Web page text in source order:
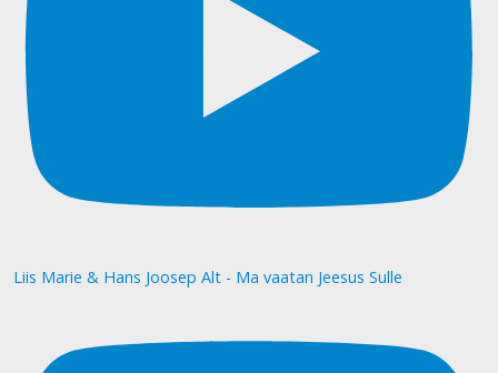
Liis Marie & Hans Joosep Alt - Ma vaatan Jeesus Sulle